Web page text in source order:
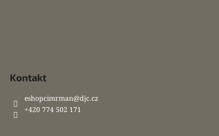
Kontakt
eshopcimrman@djc.cz
+420 774 502 171